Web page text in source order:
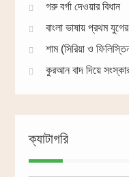
গরু বর্গা দেওয়ার বিধান
বাংলা ভাষায় প্রথম
শাম (সিরিয়া ও
কুরআন বাদ দিয়ে
ক্যাটাগরি